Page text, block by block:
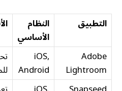
التطبيق النظام
الأساسي
Adobe
Lightroom
iOS,
Android